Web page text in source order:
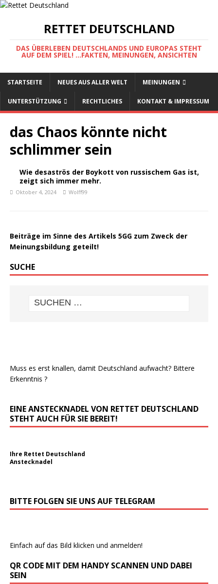
RETTET DEUTSCHLAND
DAS ÜBERLEBEN DEUTSCHLANDS UND EUROPAS STEHT
AUF DEM SPIEL! ...FAKTEN, MEINUNGEN, ANSICHTEN
STARTSEITE NEUES AUS ALLER WELT MEINUNGEN
UNTERSTÜTZUNG RECHTLICHES KONTAKT & IMPRESSUM
das Chaos könnte nicht
schlimmer sein
Wie desaströs der Boykott von russischem Gas ist,
zeigt sich immer mehr.
Oktober 4, 2024 Wolff99
Beiträge im Sinne des Artikels 5GG zum Zweck der
Meinungsbildung geteilt!
SUCHE
Muss es erst knallen, damit Deutschland aufwacht? Bittere
Erkenntnis ?
EINE ANSTECKNADEL VON RETTET DEUTSCHLAND
STEHT AUCH FÜR SIE BEREIT!
Ihre Rettet Deutschland
Anstecknadel
BITTE FOLGEN SIE UNS AUF TELEGRAM
Einfach auf das Bild klicken und anmelden!
QR CODE MIT DEM HANDY SCANNEN UND DABEI
SEIN